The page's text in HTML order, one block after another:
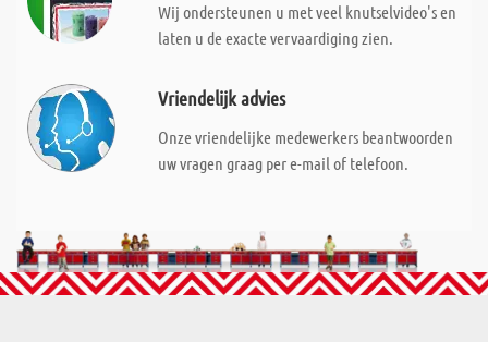
Wij ondersteunen u met veel knutselvideo's en
laten u de exacte vervaardiging zien.
Vriendelijk advies
Onze vriendelijke medewerkers beantwoorden
uw vragen graag per e-mail of telefoon.